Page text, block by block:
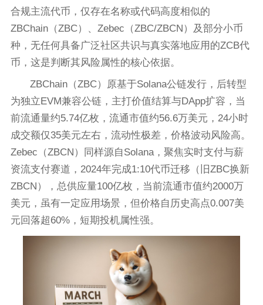
合规主流代币，仅存在名称或代码高度相似的
ZBChain（ZBC）、Zebec（ZBC/ZBCN）及部分小币
种，无任何具备广泛社区共识与真实落地应用的ZCB代
币，这是判断其风险属性的核心依据。
ZBChain（ZBC）原基于Solana公链发行，后转型
为独立EVM兼容公链，主打价值结算与DApp扩容，当
前流通量约5.74亿枚，流通市值约56.6万美元，24小时
成交额仅35美元左右，流动性极差，价格波动风险高。
Zebec（ZBCN）同样源自Solana，聚焦实时支付与薪
资流支付赛道，2024年完成1:10代币迁移（旧ZBC换新
ZBCN），总供应量100亿枚，当前流通市值约2000万
美元，虽有一定应用场景，但价格自历史高点0.007美
元回落超60%，短期投机属性强。